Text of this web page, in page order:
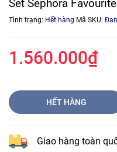
Set Sephora
Tình trạng: Hết hàng Mã SKU:
1.560.000₫
HẾT HÀNG
Giao hàng toàn